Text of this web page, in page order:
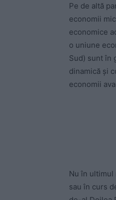
Pe de altă
economii
economice
o uniune
Sud) sunt în
dinamică și
economii
Nu în ultimul
sau în curs